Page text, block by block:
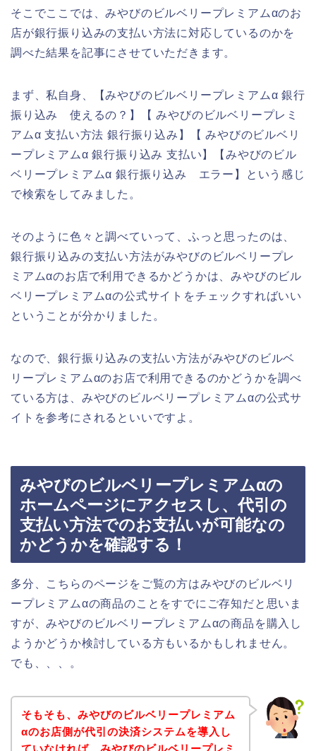
そこでここでは、みやびのビルベリープレミアムαのお
店が銀行振り込みの支払い方法に対応しているのかを
調べた結果を記事にさせていただきます。
まず、私自身、【みやびのビルベリープレミアムα 銀行
振り込み 使えるの？】【 みやびのビルベリープレミ
アムα 支払い方法 銀行振り込み】【 みやびのビルベリ
ープレミアムα 銀行振り込み 支払い】【みやびのビル
ベリープレミアムα 銀行振り込み エラー】という感じ
で検索をしてみました。
そのように色々と調べていって、ふっと思ったのは、
銀行振り込みの支払い方法がみやびのビルベリープレ
ミアムαのお店で利用できるかどうかは、みやびのビル
ベリープレミアムαの公式サイトをチェックすればいい
ということが分かりました。
なので、銀行振り込みの支払い方法がみやびのビルベ
リープレミアムαのお店で利用できるのかどうかを調べ
ている方は、みやびのビルベリープレミアムαの公式サ
イトを参考にされるといいですよ。
みやびのビルベリープレミアムαの
ホームページにアクセスし、代引の
支払い方法でのお支払いが可能なの
かどうかを確認する！
多分、こちらのページをご覧の方はみやびのビルベリ
ープレミアムαの商品のことをすでにご存知だと思いま
すが、みやびのビルベリープレミアムαの商品を購入し
ようかどうか検討している方もいるかもしれません。
でも、、、。
そもそも、みやびのビルベリープレミアム
αのお店側が代引の決済システムを導入し
ていなければ、みやびのビルベリープレミ